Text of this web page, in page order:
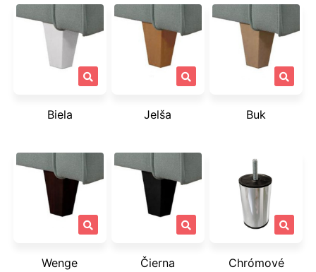
Biela Jelša Buk
Wenge Čierna
Chrómové